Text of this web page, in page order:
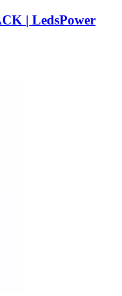
| LedsPower